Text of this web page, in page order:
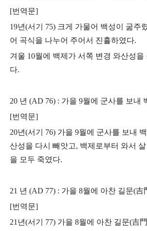
[번역문]
19년(서기 75) 크게 가물어 백성이 굶주
어 곡식을 나누어 주어서 진휼하였다.
겨울 10월에 백제가 서쪽 변경 와산성
다.
20 년 (AD 76) : 가을 9월에 군사를 보내
[번역문]
20년(서기 76) 가을 9월에 군사를 보내
산성을 다시 빼앗고, 백제로부터 와서
을 모두 죽였다.
21 년 (AD 77) : 가을 8월에 아찬 길문(吉
[번역문]
21년(서기 77) 가을 8월에 아찬 길문(吉